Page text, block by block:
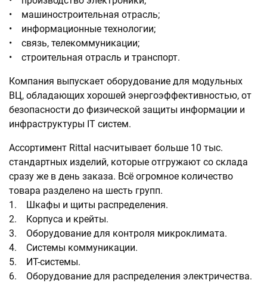
• машиностроительная отрасль;
• информационные технологии;
• связь, телекоммуникации;
• строительная отрасль и транспорт.
Компания выпускает оборудование для модульных
ВЦ, обладающих хорошей энергоэффективностью, от
безопасности до физической защиты информации и
инфраструктуры IT систем.
Ассортимент Rittal насчитывает больше 10 тыс.
стандартных изделий, которые отгружают со склада
сразу же в день заказа. Всё огромное количество
товара разделено на шесть групп.
1. Шкафы и щиты распределения.
2. Корпуса и крейты.
3. Оборудование для контроля микроклимата.
4. Системы коммуникации.
5. ИТ-системы.
6. Оборудование для распределения электричества.